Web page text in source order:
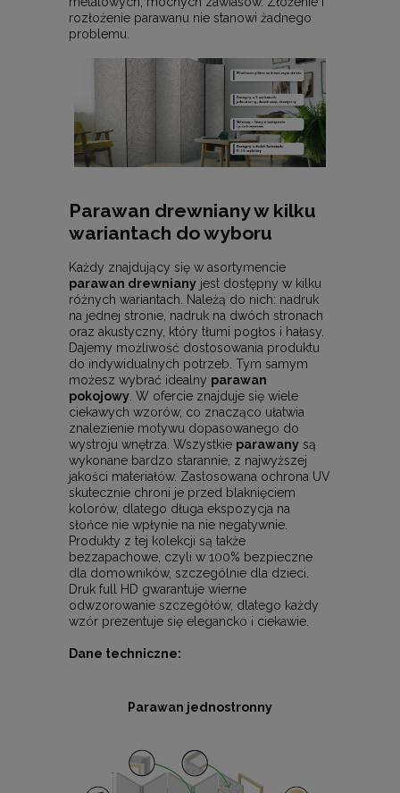
rozłożenie parawanu nie stanowi żadnego
problemu.
Parawan drewniany w kilku
wariantach do wyboru
Każdy znajdujący się w asortymencie
parawan drewniany jest dostępny w kilku
różnych wariantach. Należą do nich: nadruk
na jednej stronie, nadruk na dwóch stronach
oraz akustyczny, który tłumi pogłos i hałasy.
Dajemy możliwość dostosowania produktu
do indywidualnych potrzeb. Tym samym
możesz wybrać idealny parawan
pokojowy . W ofercie znajduje się wiele
ciekawych wzorów, co znacząco ułatwia
znalezienie motywu dopasowanego do
wystroju wnętrza. Wszystkie parawany są
wykonane bardzo starannie, z najwyższej
jakości materiałów. Zastosowana ochrona UV
skutecznie chroni je przed blaknięciem
kolorów, dlatego długa ekspozycja na
słońce nie wpłynie na nie negatywnie.
Produkty z tej kolekcji są także
bezzapachowe, czyli w 100% bezpieczne
dla domowników, szczególnie dla dzieci.
Druk full HD gwarantuje wierne
odwzorowanie szczegółów, dlatego każdy
wzór prezentuje się elegancko i ciekawie.
Dane techniczne:
Parawan jednostronny